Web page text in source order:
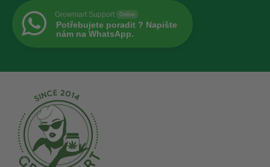
Growmart Support Online
Potřebujete poradit ? Napište
nám na WhatsApp.